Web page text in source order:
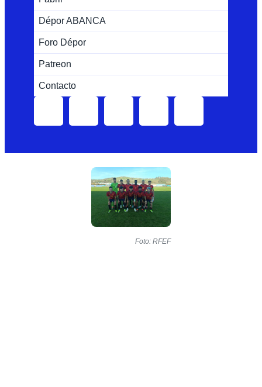
Dépor ABANCA
Foro Dépor
Patreon
Contacto
Foto: RFEF